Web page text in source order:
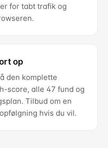
for tabt trafik og
op
den komplette
score, alle 47 fund og
Tilbud om en
hvis du vil.